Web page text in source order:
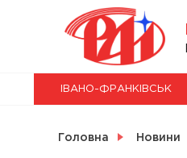
НОВИНИ
СВІТ
ІВАНО-ФРАНКІВСЬК
Головна Новини